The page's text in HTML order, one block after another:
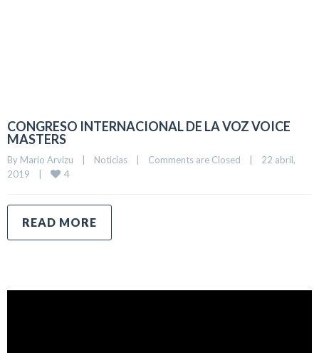
CONGRESO INTERNACIONAL DE LA VOZ VOICE
MASTERS
By Mario Arvizu Noticias Comments are Closed
22 abril,
2019
4
READ MORE